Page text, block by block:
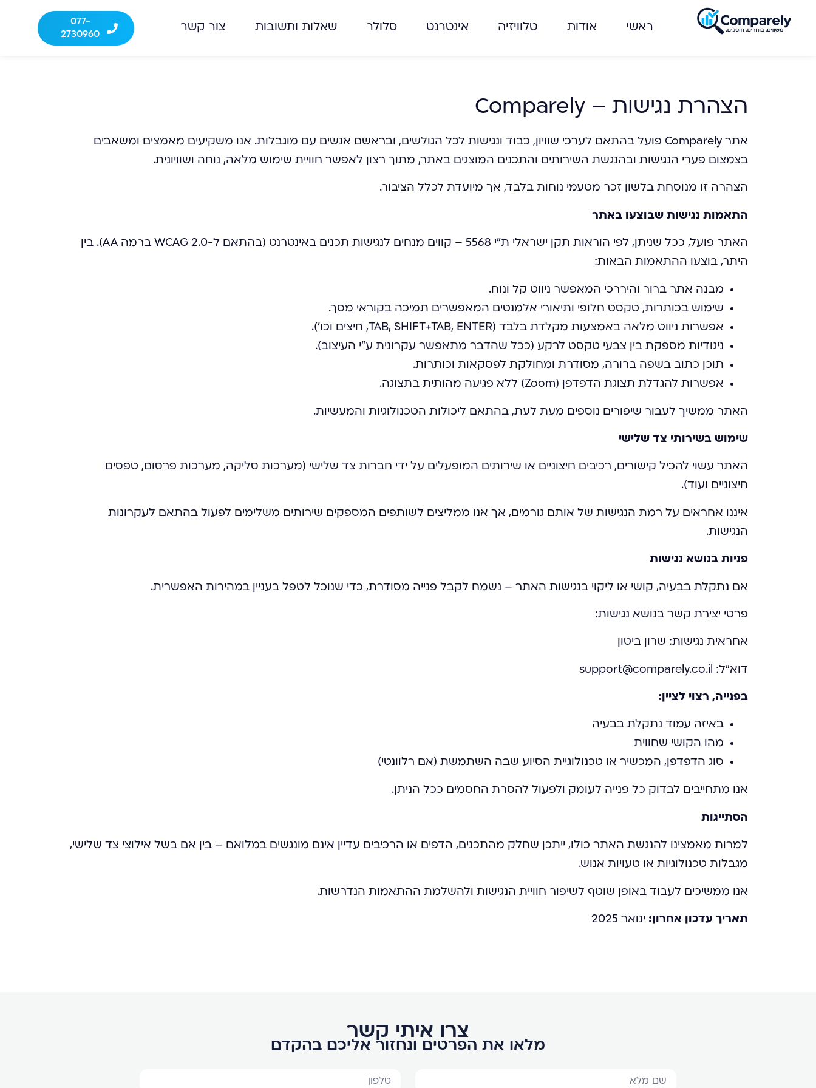
ראשי אודות טלוויזיה אינטרנט סלולר שאלות ותשובות צור קשר
077-
2730960
הצהרת נגישות – Comparely
אתר Comparely פועל בהתאם לערכי שוויון, כבוד ונגישות לכל הגולשים, ובראשם אנשים עם מוגבלות. אנו משקיעים מאמצים ומשאבים
בצמצום פערי הנגישות ובהנגשת השירותים והתכנים המוצגים באתר, מתוך רצון לאפשר חוויית שימוש מלאה, נוחה ושוויונית.
הצהרה זו מנוסחת בלשון זכר מטעמי נוחות בלבד, אך מיועדת לכלל הציבור.
התאמות נגישות שבוצעו באתר
האתר פועל, ככל שניתן, לפי הוראות תקן ישראלי ת"י 5568 – קווים מנחים לנגישות תכנים באינטרנט (בהתאם ל-WCAG 2.0 ברמה AA). בין
היתר, בוצעו ההתאמות הבאות:
מבנה אתר ברור והיררכי המאפשר ניווט קל ונוח.
שימוש בכותרות, טקסט חלופי ותיאורי אלמנטים המאפשרים תמיכה בקוראי מסך.
אפשרות ניווט מלאה באמצעות מקלדת בלבד (TAB, SHIFT+TAB, ENTER, חיצים וכו’).
ניגודיות מספקת בין צבעי טקסט לרקע (ככל שהדבר מתאפשר עקרונית ע"י העיצוב).
תוכן כתוב בשפה ברורה, מסודרת ומחולקת לפסקאות וכותרות.
אפשרות להגדלת תצוגת הדפדפן (Zoom) ללא פגיעה מהותית בתצוגה.
האתר ממשיך לעבור שיפורים נוספים מעת לעת, בהתאם ליכולות הטכנולוגיות והמעשיות.
שימוש בשירותי צד שלישי
האתר עשוי להכיל קישורים, רכיבים חיצוניים או שירותים המופעלים על ידי חברות צד שלישי (מערכות סליקה, מערכות פרסום, טפסים
חיצוניים ועוד).
איננו אחראים על רמת הנגישות של אותם גורמים, אך אנו ממליצים לשותפים המספקים שירותים משלימים לפעול בהתאם לעקרונות
הנגישות.
פניות בנושא נגישות
אם נתקלת בבעיה, קושי או ליקוי בנגישות האתר – נשמח לקבל פנייה מסודרת, כדי שנוכל לטפל בעניין במהירות האפשרית.
פרטי יצירת קשר בנושא נגישות:
אחראית נגישות: שרון ביטון
דוא"ל: support@comparely.co.il
בפנייה, רצוי לציין:
באיזה עמוד נתקלת בבעיה
מהו הקושי שחווית
סוג הדפדפן, המכשיר או טכנולוגיית הסיוע שבה השתמשת (אם רלוונטי)
אנו מתחייבים לבדוק כל פנייה לעומק ולפעול להסרת החסמים ככל הניתן.
הסתייגות
למרות מאמצינו להנגשת האתר כולו, ייתכן שחלק מהתכנים, הדפים או הרכיבים עדיין אינם מונגשים במלואם – בין אם בשל אילוצי צד שלישי,
מגבלות טכנולוגיות או טעויות אנוש.
אנו ממשיכים לעבוד באופן שוטף לשיפור חוויית הנגישות ולהשלמת ההתאמות הנדרשות.
תאריך עדכון אחרון: ינואר 2025
צרו איתי קשר
מלאו את הפרטים ונחזור אליכם בהקדם